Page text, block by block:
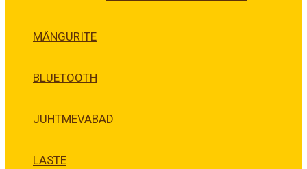
MÄNGURITE
BLUETOOTH
JUHTMEVABAD
LASTE